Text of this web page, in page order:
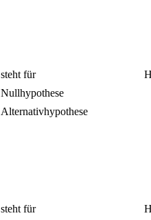
steht für
Nullhypothese
Alternativhypothese
steht für